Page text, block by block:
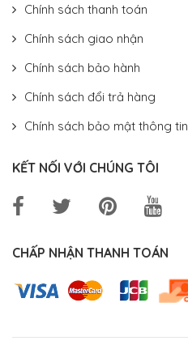
Chính sách thanh toán
Chính sách giao nhận
Chính sách bảo hành
Chính sách đổi trả hàng
Chính sách bảo mật thông tin
KẾT NỐI VỚI CHÚNG TÔI
CHẤP NHẬN THANH TOÁN